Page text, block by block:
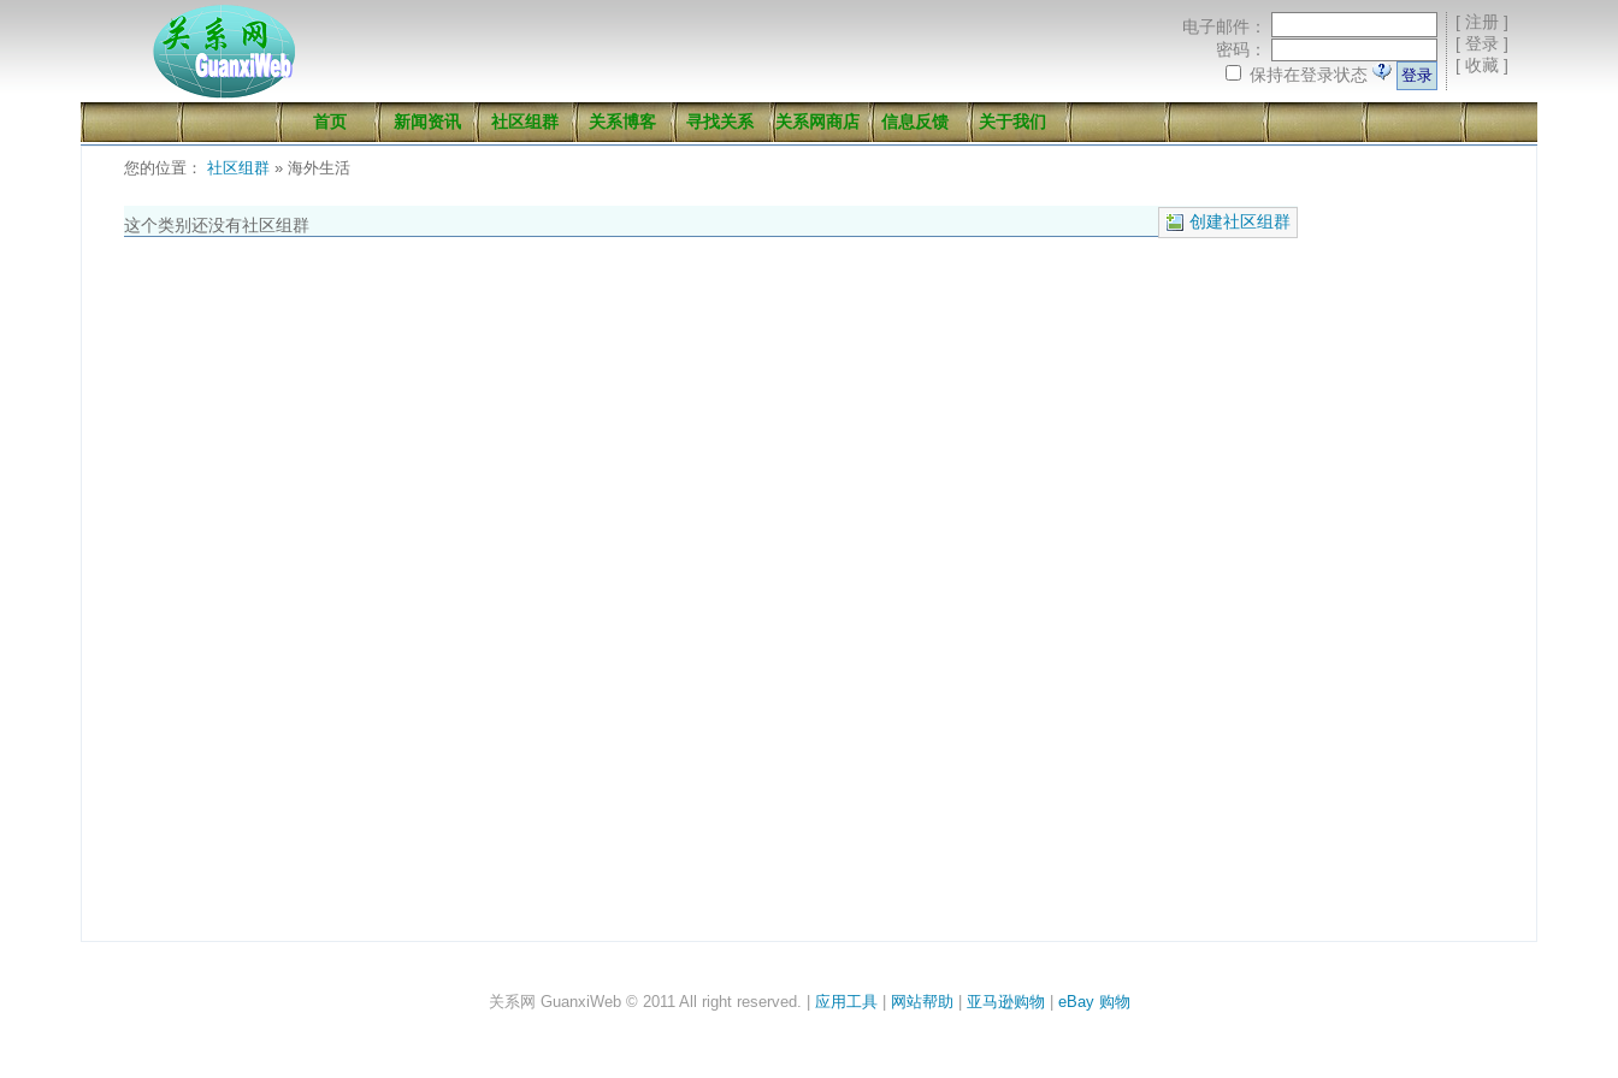
[ 注册]
[ 登录]
[ 收藏]
电子邮件：
密码：
保持在登录状态
首页 新闻资讯 社区组群 关系博客 寻找关系 关系网商店 信息反馈 关于我们
您的位置：社区组群 » 海外生活
这个类别还没有社区组群 创建社区组群
关系网 GuanxiWeb © 2011 All right reserved. | 应用工具| 网站帮助 亚马逊购物 eBay 购物